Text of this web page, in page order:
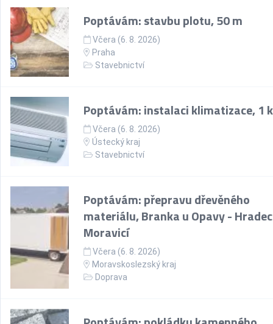
Poptávám: stavbu plotu, 50 m
Včera (6. 8. 2026)
Praha
Stavebnictví
Poptávám: instalaci klimatizace, 1
Včera (6. 8. 2026)
Ústecký kraj
Stavebnictví
Poptávám: přepravu dřevěného
materiálu, Branka u Opavy -
Moravicí
Včera (6. 8. 2026)
Moravskoslezský kraj
Doprava